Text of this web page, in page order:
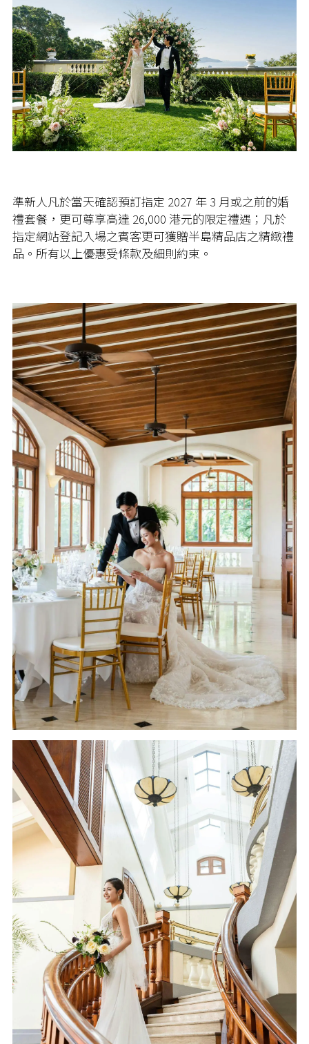
準新人凡於當天確認預訂指定 2027 年 3 月或之前的婚
禮套餐，更可尊享高達 26,000 港元的限定禮遇；凡於
指定網站登記入場之賓客更可獲贈半島精品店之精緻禮
品。所有以上優惠受條款及細則約束。